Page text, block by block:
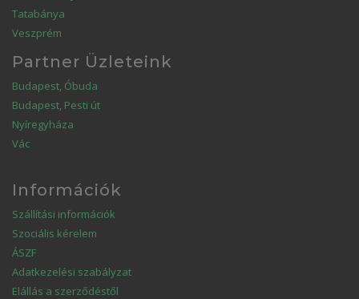
Tatabánya
Veszprém
Partner Üzleteink
Budapest, Óbuda
Budapest, Pesti út
Nyíregyháza
Vác
Információk
Szállítási információk
Szociális kérelem
ÁSZF
Adatkezelési szabályzat
Elállás a szerződéstől